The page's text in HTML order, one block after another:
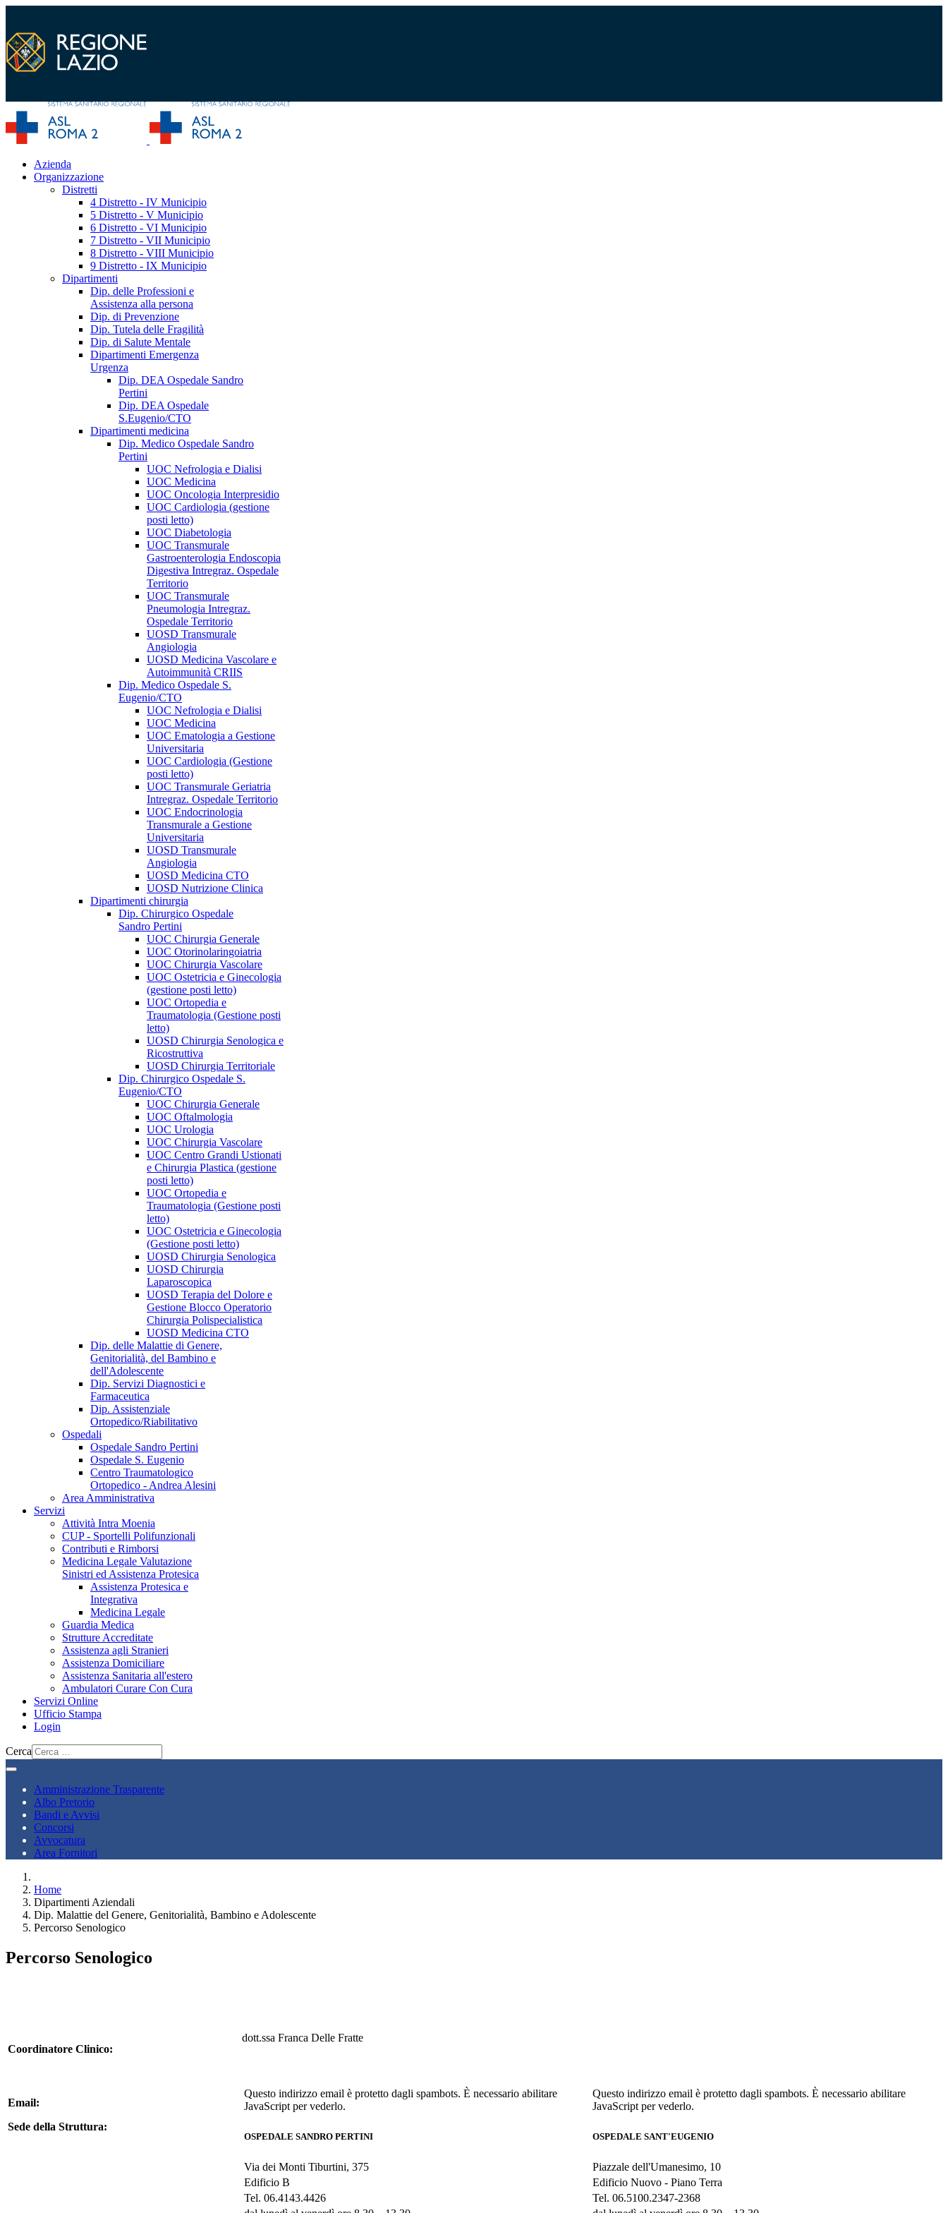
Azienda
Organizzazione
Distretti
4 Distretto - IV Municipio
5 Distretto - V Municipio
6 Distretto - VI Municipio
7 Distretto - VII Municipio
8 Distretto - VIII Municipio
9 Distretto - IX Municipio
Dipartimenti
Dip. delle Professioni e
Assistenza alla persona
Dip. di Prevenzione
Dip. Tutela delle Fragilità
Dip. di Salute Mentale
Dipartimenti Emergenza
Urgenza
Dip. DEA Ospedale Sandro
Pertini
Dip. DEA Ospedale
S.Eugenio/CTO
Dipartimenti medicina
Dip. Medico Ospedale Sandro
Pertini
UOC Nefrologia e Dialisi
UOC Medicina
UOC Oncologia Interpresidio
UOC Cardiologia (gestione
posti letto)
UOC Diabetologia
UOC Transmurale
Gastroenterologia Endoscopia
Digestiva Intregraz. Ospedale
Territorio
UOC Transmurale
Pneumologia Intregraz.
Ospedale Territorio
UOSD Transmurale
Angiologia
UOSD Medicina Vascolare e
Autoimmunità CRIIS
Dip. Medico Ospedale S.
Eugenio/CTO
UOC Nefrologia e Dialisi
UOC Medicina
UOC Ematologia a Gestione
Universitaria
UOC Cardiologia (Gestione
posti letto)
UOC Transmurale Geriatria
Intregraz. Ospedale Territorio
UOC Endocrinologia
Transmurale a Gestione
Universitaria
UOSD Transmurale
Angiologia
UOSD Medicina CTO
UOSD Nutrizione Clinica
Dipartimenti chirurgia
Dip. Chirurgico Ospedale
Sandro Pertini
UOC Chirurgia Generale
UOC Otorinolaringoiatria
UOC Chirurgia Vascolare
UOC Ostetricia e Ginecologia
(gestione posti letto)
UOC Ortopedia e
Traumatologia (Gestione posti
letto)
UOSD Chirurgia Senologica e
Ricostruttiva
UOSD Chirurgia Territoriale
Dip. Chirurgico Ospedale S.
Eugenio/CTO
UOC Chirurgia Generale
UOC Oftalmologia
UOC Urologia
UOC Chirurgia Vascolare
UOC Centro Grandi Ustionati
e Chirurgia Plastica (gestione
posti letto)
UOC Ortopedia e
Traumatologia (Gestione posti
letto)
UOC Ostetricia e Ginecologia
(Gestione posti letto)
UOSD Chirurgia Senologica
UOSD Chirurgia
Laparoscopica
UOSD Terapia del Dolore e
Gestione Blocco Operatorio
Chirurgia Polispecialistica
UOSD Medicina CTO
Dip. delle Malattie di Genere,
Genitorialità, del Bambino e
dell'Adolescente
Dip. Servizi Diagnostici e
Farmaceutica
Dip. Assistenziale
Ortopedico/Riabilitativo
Ospedali
Ospedale Sandro Pertini
Ospedale S. Eugenio
Centro Traumatologico
Ortopedico - Andrea Alesini
Area Amministrativa
Servizi
Attività Intra Moenia
CUP - Sportelli Polifunzionali
Contributi e Rimborsi
Medicina Legale Valutazione
Sinistri ed Assistenza Protesica
Assistenza Protesica e
Integrativa
Medicina Legale
Guardia Medica
Strutture Accreditate
Assistenza agli Stranieri
Assistenza Domiciliare
Assistenza Sanitaria all'estero
Ambulatori Curare Con Cura
Servizi Online
Ufficio Stampa
Login
Cerca
Amministrazione Trasparente
Albo Pretorio
Bandi e Avvisi
Concorsi
Avvocatura
Area Fornitori
Home
Dipartimenti Aziendali
Dip. Malattie del Genere, Genitorialità, Bambino e Adolescente
Percorso Senologico
Percorso Senologico
Coordinatore Clinico:
dott.ssa Franca Delle Fratte
Email:
Sede della Struttura:
Questo indirizzo email è protetto dagli spambots. È necessario abilitare
JavaScript per vederlo.
Questo indirizzo email è protetto dagli spambots. È necessario abilitare
JavaScript per vederlo.
OSPEDALE SANDRO PERTINI OSPEDALE SANT'EUGENIO
Via dei Monti Tiburtini, 375
Piazzale dell'Umanesimo, 10
Edificio B
Edificio Nuovo - Piano Terra
Tel. 06.4143.4426
Tel. 06.5100.2347-2368